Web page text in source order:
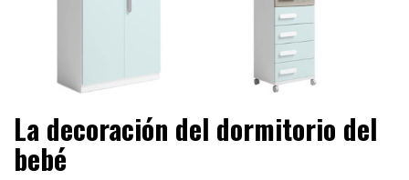
La decoración del dormitorio del
bebé